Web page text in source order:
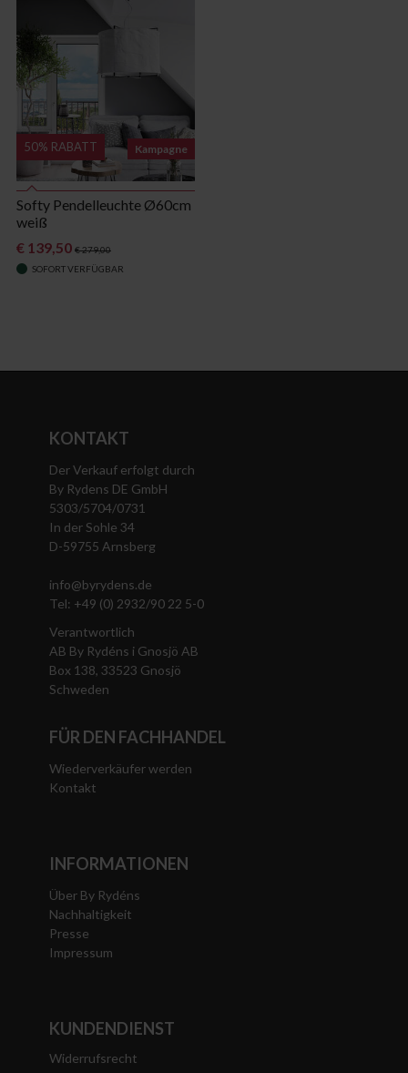
50% RABATT
Softy Pendelleuchte Ø60cm
weiß
Kampagne
€ 139,50 € 279,00
SOFORT VERFÜGBAR
KONTAKT
Der Verkauf erfolgt durch
By Rydens DE GmbH
5303/5704/0731
In der Sohle 34
D-59755 Arnsberg
info@byrydens.de
Tel: +49 (0) 2932/90 22 5-0
Verantwortlich
AB By Rydéns i Gnosjö AB
Box 138, 33523 Gnosjö
Schweden
FÜR DEN FACHHANDEL
Wiederverkäufer werden
Kontakt
INFORMATIONEN
Über By Rydéns
Nachhaltigkeit
Presse
Impressum
KUNDENDIENST
Widerrufsrecht